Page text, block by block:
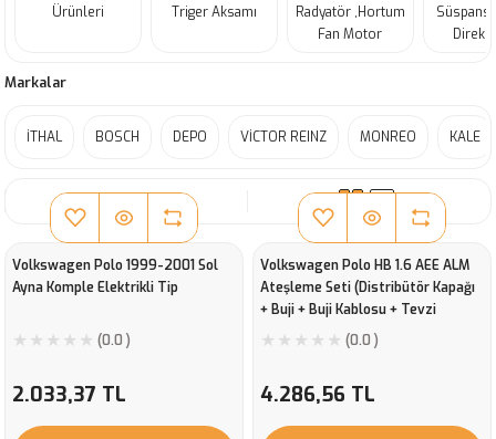
Ürünleri
Triger Aksamı
Radyatör ,Hortum
Fan Motor
Markalar
İTHAL BOSCH DEPO VİCTOR REINZ MONREO KALE
Volkswagen Polo 1999-2001 Sol
Ayna Komple Elektrikli Tip
(0.0 )
2.033,37 TL
Volkswagen Polo HB 1.6 AEE ALM
Ateşleme Seti (Distribütör Kapağı
+ Buji + Buji Kablosu + Tevzi
Makarası) Bosch
(0.0 )
4.286,56 TL